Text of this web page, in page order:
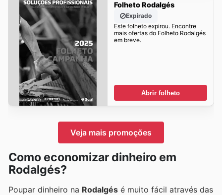
Folheto Rodalgés
Expirado
Este folheto expirou. Encontre
mais ofertas do Folheto Rodalgés
em breve.
Abrir folheto
Veja mais promoções
Como economizar dinheiro em
Rodalgés?
Poupar dinheiro na Rodalgés é muito fácil através das